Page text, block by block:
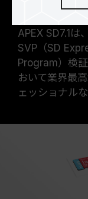
SD協会
APEX SD7.1は
SVP（SD
Program）検
おいて業界最
ェッショナルな